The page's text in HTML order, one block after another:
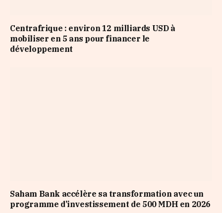
Centrafrique : environ 12 milliards USD à
mobiliser en 5 ans pour financer le
développement
Saham Bank accélère sa transformation avec un
programme d’investissement de 500 MDH en 2026